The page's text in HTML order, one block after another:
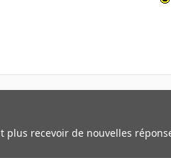
plus recevoir de nouvelles